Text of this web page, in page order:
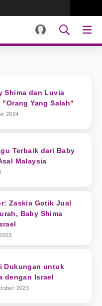
Shima dan Luvia
Yang Salah"
2024
Terbaik dari Baby
Malaysia
Zaskia Gotik Jual
Baby Shima
Dukungan untuk
dengan Israel
2023